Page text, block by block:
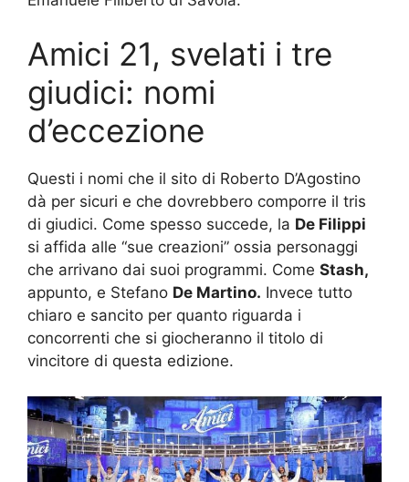
Amici 21, svelati i tre
giudici: nomi
d’eccezione
Questi i nomi che il sito di Roberto D’Agostino
dà per sicuri e che dovrebbero comporre il tris
di giudici. Come spesso succede, la De Filippi
si affida alle “sue creazioni” ossia personaggi
che arrivano dai suoi programmi. Come Stash,
appunto, e Stefano De Martino. Invece tutto
chiaro e sancito per quanto riguarda i
concorrenti che si giocheranno il titolo di
vincitore di questa edizione.